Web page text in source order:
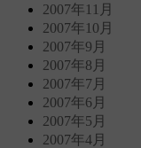
2007年11月
2007年10月
2007年9月
2007年8月
2007年7月
2007年6月
2007年5月
2007年4月